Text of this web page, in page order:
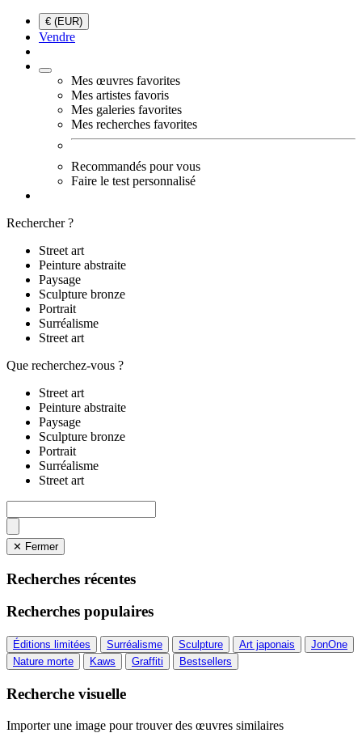
€ (EUR)
Vendre
Mes œuvres favorites
Mes artistes favoris
Mes galeries favorites
Mes recherches favorites
Recommandés pour vous
Faire le test personnalisé
Rechercher ?
Street art
Peinture abstraite
Paysage
Sculpture bronze
Portrait
Surréalisme
Street art
Que recherchez-vous ?
Street art
Peinture abstraite
Paysage
Sculpture bronze
Portrait
Surréalisme
Street art
✕ Fermer
Recherches récentes
Recherches populaires
Éditions limitées Surréalisme Sculpture Art japonais
JonOne
Nature morte
Kaws Graffiti Bestsellers
Recherche visuelle
Importer une image pour trouver des œuvres similaires